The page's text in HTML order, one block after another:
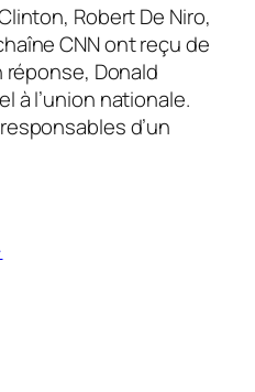
Robert De Niro,
CNN ont reçu de
Donald
à l’union nationale.
d’un